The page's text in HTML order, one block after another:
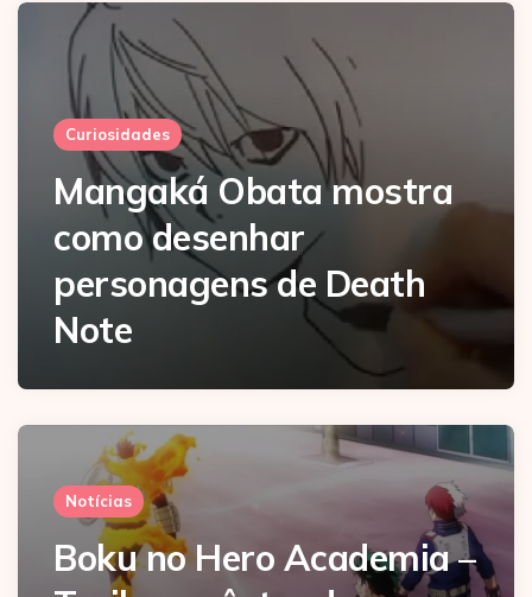
Curiosidades
Mangaká Obata mostra
como desenhar
personagens de Death
Note
Notícias
Boku no Hero Academia –